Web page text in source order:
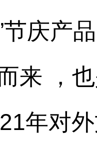
节庆产
来
， 也
年对